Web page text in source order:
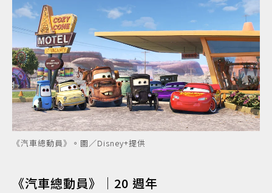
《汽車總動員》。圖／Disney+提供
《汽車總動員》｜20 週年